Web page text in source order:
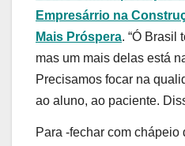
Empresárrio na
Mais Próspera. “Ó Brasil
mas um mais delas está
Precisamos focar na
ao aluno, ao paciente.
Para -fechar com chápeio